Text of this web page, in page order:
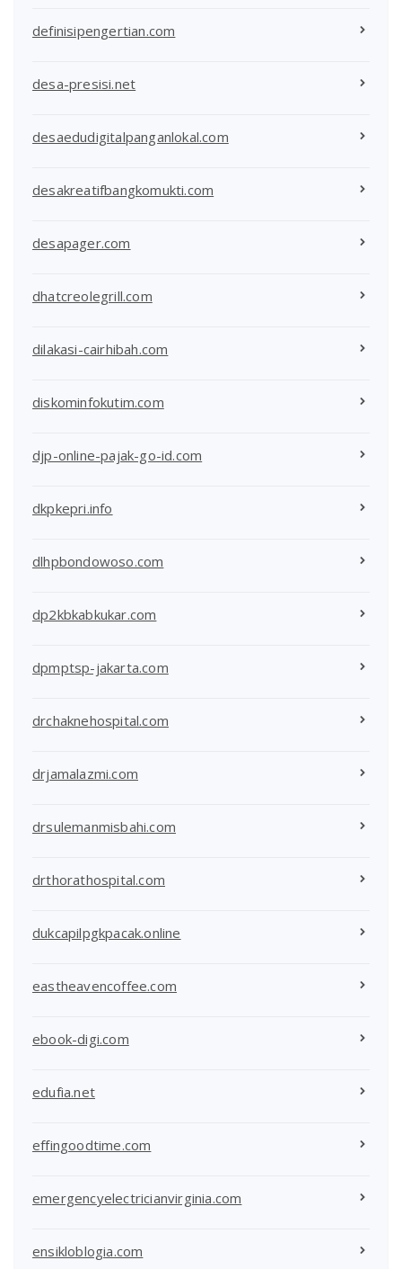
definisipengertian.com
desa-presisi.net
desaedudigitalpanganlokal.com
desakreatifbangkomukti.com
desapager.com
dhatcreolegrill.com
dilakasi-cairhibah.com
diskominfokutim.com
djp-online-pajak-go-id.com
dkpkepri.info
dlhpbondowoso.com
dp2kbkabkukar.com
dpmptsp-jakarta.com
drchaknehospital.com
drjamalazmi.com
drsulemanmisbahi.com
drthorathospital.com
dukcapilpgkpacak.online
eastheavencoffee.com
ebook-digi.com
edufia.net
effingoodtime.com
emergencyelectricianvirginia.com
ensikloblogia.com